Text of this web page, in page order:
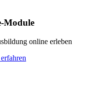
Module
online erleben